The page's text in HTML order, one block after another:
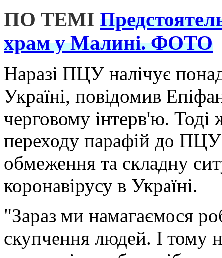
ПО ТЕМІ
храм у Малині. ФОТО
Наразі ПЦУ налічує
Україні, повідомив
черговому інтерв'ю. Тоді
переходу парафій до ПЦУ
обмеження та складну
коронавірусу в Україні.
"Зараз ми намагаємося
скупчення людей. І тому